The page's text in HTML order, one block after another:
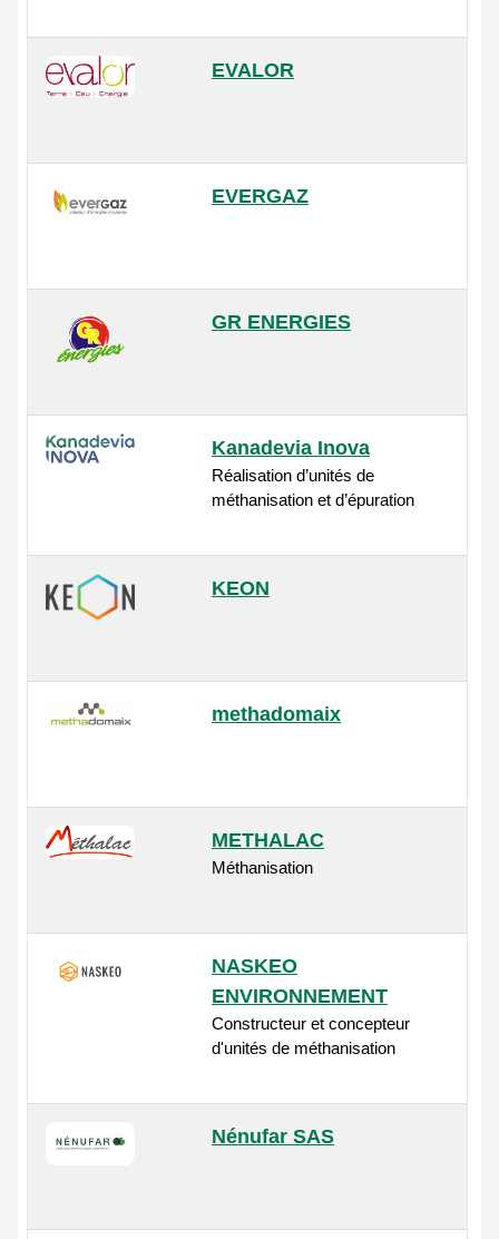
EVALOR
EVERGAZ
GR ENERGIES
Kanadevia Inova
Réalisation d’unités de
méthanisation et d’épuration
KEON
methadomaix
METHALAC
Méthanisation
NASKEO
ENVIRONNEMENT
Constructeur et concepteur
d'unités de méthanisation
Nénufar SAS